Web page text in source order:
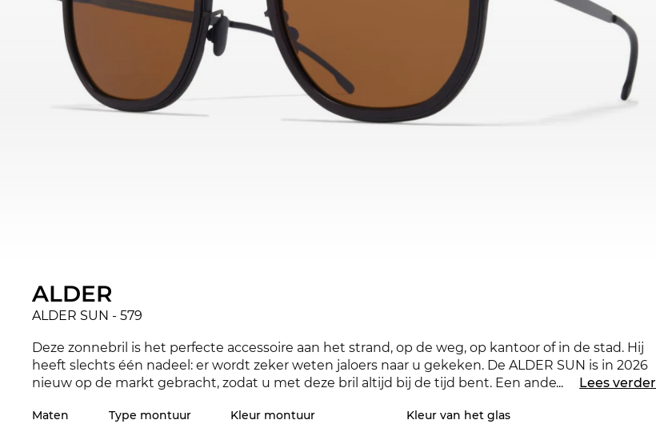
ALDER
ALDER SUN - 579
Deze zonnebril is het perfecte accessoire aan het strand, op de weg, op kantoor of in de stad. Hij
heeft slechts één nadeel: er wordt zeker weten jaloers naar u gekeken. De ALDER SUN is in 2026
nieuw op de markt gebracht, zodat u met deze bril altijd bij de tijd bent. Een andere kleur zou
ons assortiment van 2025 en 2026MYKITA.
... Lees verder
Maten Type montuur Kleur montuur Kleur van het glas